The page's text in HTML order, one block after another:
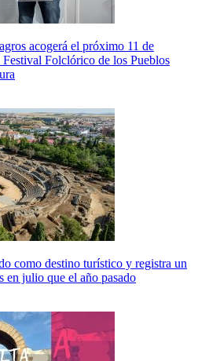
acogerá el próximo 11 de
Folclórico de los Pueblos
como destino turístico y registra un
en julio que el año pasado